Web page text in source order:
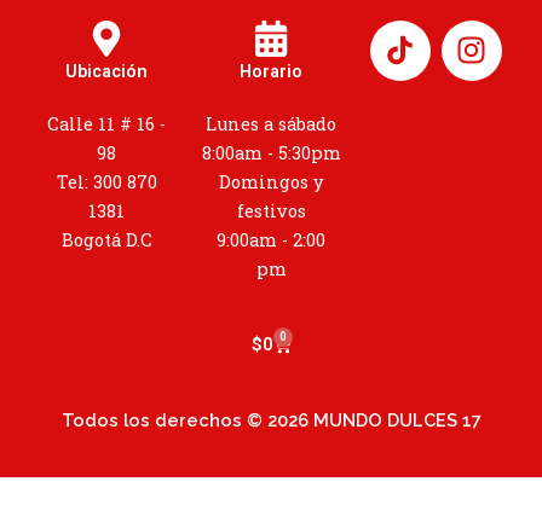
Ubicación
Calle 11 # 16 -
98
Tel: 300 870
1381
Bogotá D.C
Horario
Lunes a sábado
8:00am - 5:30pm
Domingos y
festivos
9:00am - 2:00
pm
I
n
s
$0 0
Cart
Todos los derechos © 2026 MUNDO DULCES 17